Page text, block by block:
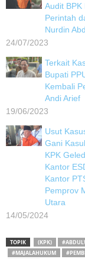
Audit BPK
Perintah
Nurdin
24/07/2023
Terkait
Bupati
Kembali
Andi Arief
19/06/2023
Usut
Gani
KPK
Kantor
Kantor
Pemprov
Utara
14/05/2024
TOPIK (KPK)
#MAJALAHUKUM